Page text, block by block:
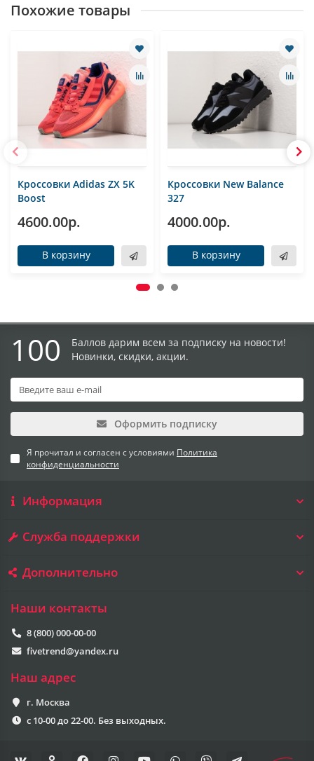
Похожие товары
Кроссовки Adidas ZX 5K
Boost
4600.00р.
В корзину
Кроссовки New Balance
327
4000.00р.
В корзину
100
Баллов дарим всем за подписку на новости!
Новинки, скидки, акции.
Оформить подписку
Я прочитал и согласен с условиями Политика
конфиденциальности
Информация
Служба поддержки
Дополнительно
Наши контакты
8 (800) 000-00-00
fivetrend@yandex.ru
Наш адрес
г. Москва
с 10-00 до 22-00. Без выходных.